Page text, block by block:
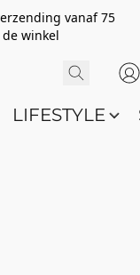
vanaf 75
winkel
LIFESTYLE